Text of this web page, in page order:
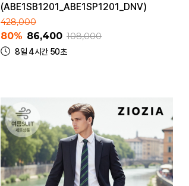
(ABE1SB1201_ABE1SP1201_DNV)
428,000
80% 86,400 108,000
8일 4시간 50초